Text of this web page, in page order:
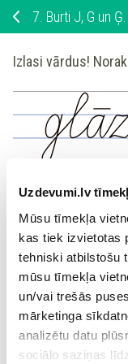
Uzdevumi.lv
Mūsu tīmekļa
kas tiek izvietotas
tehniski atbilstošu
mūsu tīmekļa
un/vai trešās
mārketinga
analizētu datu
sociālo saziņas
7. Burti J, G un
Izlasi vārdus!